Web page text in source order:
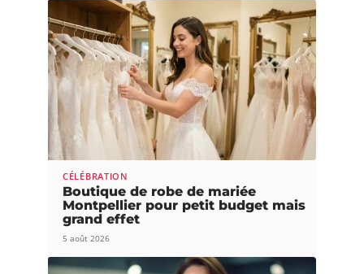
CÉLÉBRATION
Boutique de robe de mariée
Montpellier pour petit budget mais
grand effet
5 août 2026